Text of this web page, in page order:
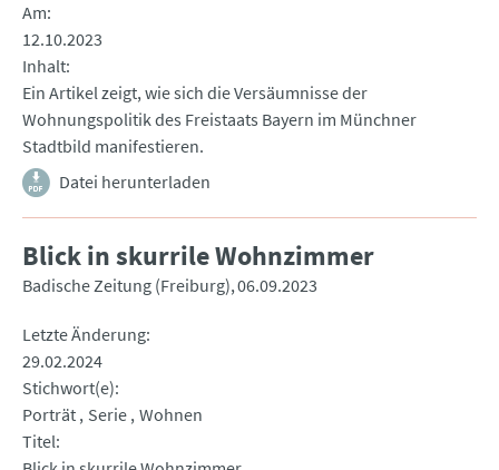
Am
12.10.2023
Inhalt
Ein Artikel zeigt, wie sich die Versäumnisse der
Wohnungspolitik des Freistaats Bayern im Münchner
Stadtbild manifestieren.
Datei herunterladen
Blick in skurrile Wohnzimmer
Badische Zeitung (Freiburg) 06.09.2023
Letzte Änderung
29.02.2024
Stichwort(e)
Porträt Serie Wohnen
Titel